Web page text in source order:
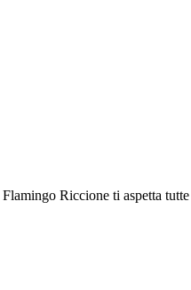
Flamingo Riccione ti aspetta